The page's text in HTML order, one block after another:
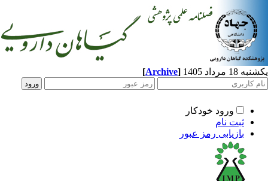
1405
[Archive]
ورود خودکار
ثبت نام
بازیابی رمز عبور